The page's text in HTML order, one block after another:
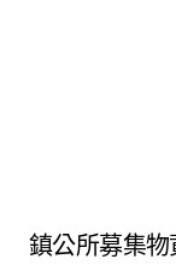
鎮公所募集